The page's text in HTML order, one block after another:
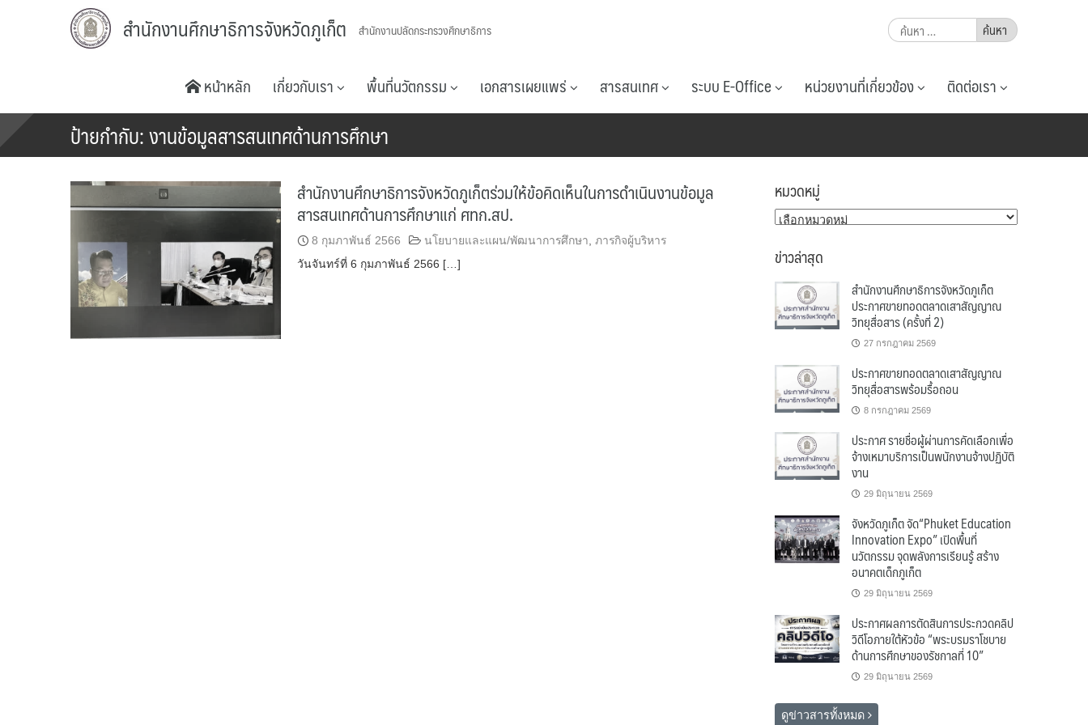
สำนักงานศึกษาธิการจังหวัดภูเก็ต สำนักงานปลัดกระทรวงศึกษาธิการ
ค้นหา
สำหรับ:
หน้าหลัก เกี่ยวกับเรา พื้นที่นวัตกรรม เอกสารเผยแพร่ สารสนเทศ ระบบ E-Office หน่วยงานที่เกี่ยวข้อง ติดต่อเรา
ป้ายกำกับ:งานข้อมูลสารสนเทศด้านการศึกษา
สำนักงานศึกษาธิการจังหวัดภูเก็ตร่วมให้ข้อคิดเห็นในการดำเนินงานข้อมูล
สารสนเทศด้านการศึกษาแก่ ศทก.สป.
8 กุมภาพันธ์ 2566 นโยบายและแผน/พัฒนาการศึกษา ภารกิจผู้บริหาร
วันจันทร์ที่ 6 กุมภาพันธ์ 2566 […]
หมวดหมู่
หมวด
ข่าวล่าสุด
สำนักงานศึกษาธิการจังหวัดภูเก็ต
ประกาศขายทอดตลาดเสาสัญญาณ
วิทยุสื่อสาร (ครั้งที่ 2)
27 กรกฎาคม 2569
ประกาศขายทอดตลาดเสาสัญญาณ
วิทยุสื่อสารพร้อมรื้อถอน
8 กรกฎาคม 2569
ประกาศ รายชื่อผู้ผ่านการคัดเลือกเพื่อ
จ้างเหมาบริการเป็นพนักงานจ้างปฏิบัติ
งาน
29 มิถุนายน 2569
จังหวัดภูเก็ต จัด“Phuket Education
Innovation Expo” เปิดพื้นที่
นวัตกรรม จุดพลังการเรียนรู้ สร้าง
อนาคตเด็กภูเก็ต
29 มิถุนายน 2569
ประกาศผลการตัดสินการประกวดคลิป
วิดีโอภายใต้หัวข้อ “พระบรมราโชบาย
ด้านการศึกษาของรัชกาลที่ 10”
29 มิถุนายน 2569
ดูข่าวสารทั้งหมด